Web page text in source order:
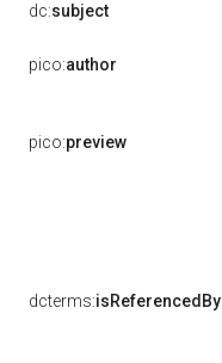
dc:subject
pico:author
pico:preview
dcterms:isReferencedBy